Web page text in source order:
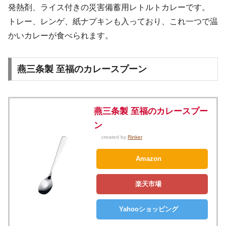
発熱剤、ライス付きの災害備蓄用レトルトカレーです。
トレー、レンゲ、紙ナプキンも入っており、これ一つで温
かいカレーが食べられます。
燕三条製 至福のカレースプーン
燕三条製 至福のカレースプー
ン
created by Rinker
Amazon
楽天市場
Yahooショッピング